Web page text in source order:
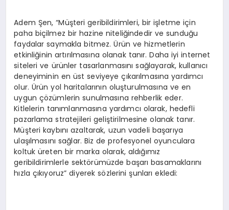
Adem Şen, “Müşteri geribildirimleri, bir işletme için
paha biçilmez bir hazine niteliğindedir ve sunduğu
faydalar saymakla bitmez. Ürün ve hizmetlerin
etkinliğinin artırılmasına olanak tanır. Daha iyi internet
siteleri ve ürünler tasarlanmasını sağlayarak, kullanıcı
deneyiminin en üst seviyeye çıkarılmasına yardımcı
olur. Ürün yol haritalarının oluşturulmasına ve en
uygun çözümlerin sunulmasına rehberlik eder.
Kitlelerin tanımlanmasına yardımcı olarak, hedefli
pazarlama stratejileri geliştirilmesine olanak tanır.
Müşteri kaybını azaltarak, uzun vadeli başarıya
ulaşılmasını sağlar. Biz de profesyonel oyunculara
koltuk üreten bir marka olarak, aldığımız
geribildirimlerle sektörümüzde başarı basamaklarını
hızla çıkıyoruz” diyerek sözlerini şunları ekledi: